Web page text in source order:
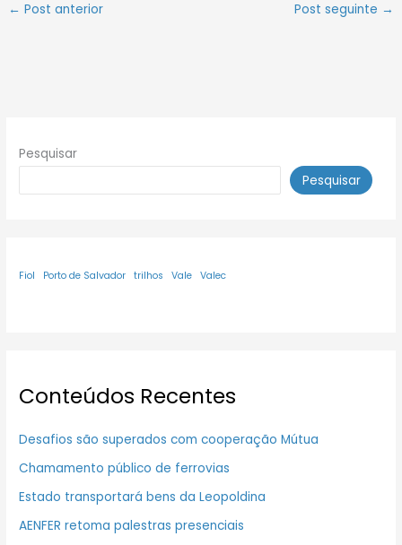
← Post anterior Post seguinte →
Pesquisar
Pesquisar
Fiol Porto de Salvador trilhos Vale Valec
Conteúdos Recentes
Desafios são superados com cooperação Mútua
Chamamento público de ferrovias
Estado transportará bens da Leopoldina
AENFER retoma palestras presenciais